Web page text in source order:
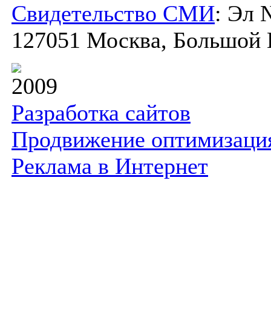
Свидетельство СМИ: Эл
127051 Москва, Большой
2009
Разработка сайтов
Продвижение
Реклама в Интернет